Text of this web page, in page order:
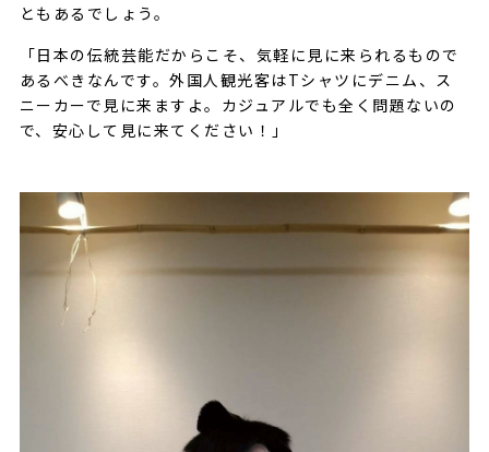
ともあるでしょう。
「日本の伝統芸能だからこそ、気軽に見に来られるもので
あるべきなんです。外国人観光客はTシャツにデニム、ス
ニーカーで見に来ますよ。カジュアルでも全く問題ないの
で、安心して見に来てください！」